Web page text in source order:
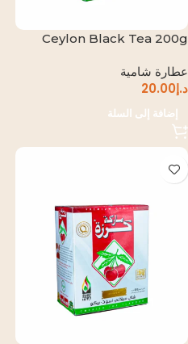
Ceylon Black Tea 200g
عطارة شامية
د.إ20.00
إضافة إلى السلة